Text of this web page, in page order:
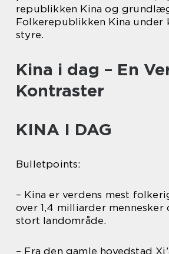
republikken Kina og
Folkerepublikken Kina under
styre.
Kina i dag – En
Kontraster
KINA I DAG
Bulletpoints:
– Kina er verdens mest
over 1,4 milliarder
stort landområde.
– Fra den gamle hovedstad